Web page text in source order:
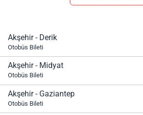
Akşehir - Derik
Otobüs Bileti
Akşehir - Midyat
Otobüs Bileti
Akşehir - Gaziantep
Otobüs Bileti